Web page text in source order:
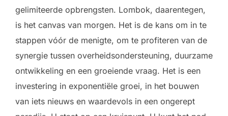
gelimiteerde opbrengsten. Lombok, daarentegen,
is het canvas van morgen. Het is de kans om in te
stappen vóór de menigte, om te profiteren van de
synergie tussen overheidsondersteuning, duurzame
ontwikkeling en een groeiende vraag. Het is een
investering in exponentiële groei, in het bouwen
van iets nieuws en waardevols in een ongerept